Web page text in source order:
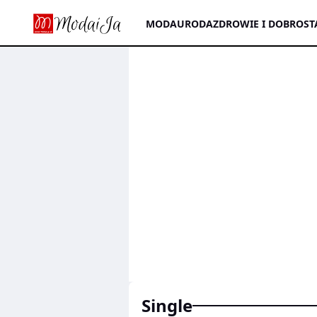
MODAURODAZDROWIE I
single